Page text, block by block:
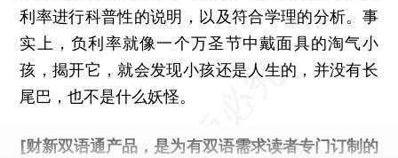
利率进行科普性的说明，以及符合学理的分析。事
实上，负利率就像一个万圣节中戴面具的淘气小
孩，揭开它，就会发现小孩还是人生的，并没有长
尾巴，也不是什么妖怪。
[财新双语通产品，是为有双语需求读者专门订制的